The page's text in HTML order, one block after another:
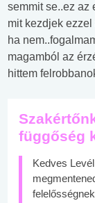
semmit se..ez az
mit kezdjek
ha
magamból az
hittem
függőség
Kedves